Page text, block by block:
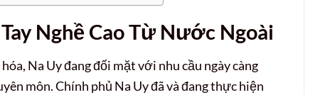
Nghề Cao Từ Nước Ngoài
Na Uy đang đối mặt với nhu cầu ngày càng
môn. Chính phủ Na Uy đã và đang thực hiện